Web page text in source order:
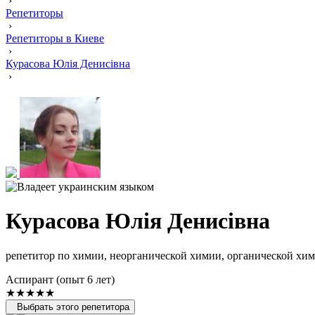
Репетиторы
›
Репетиторы в Киеве
›
Курасова Юлія Денисівна
›
Курасова Юлія Денисівна
репетитор по химии, неорганической химии, органической
Аспирант (опыт 6 лет)
★★★★★
Выбрать этого репетитора